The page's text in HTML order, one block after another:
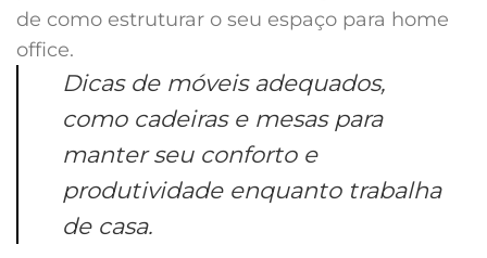
de como estruturar o seu espaço para home
office.
Dicas de móveis adequados,
como cadeiras e mesas para
manter seu conforto e
produtividade enquanto trabalha
de casa.